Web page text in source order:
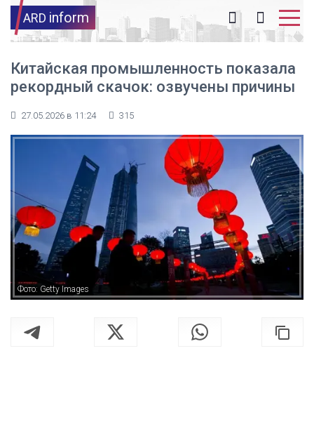
ARD inform
Китайская промышленность показала
рекордный скачок: озвучены причины
27.05.2026 в 11:24 315
Фото: Getty Images